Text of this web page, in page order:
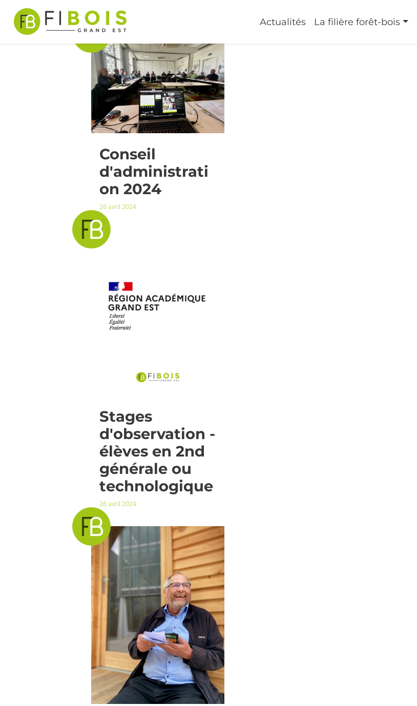
Passer au contenu
Navigation principale Actualités La filière forêt-bois
CATÉGORIE : LA FILIÈRE
Conseil
d'administrati
on 2024
26 avril 2024
Stages
d'observation -
élèves en 2nd
générale ou
technologique
26 avril 2024